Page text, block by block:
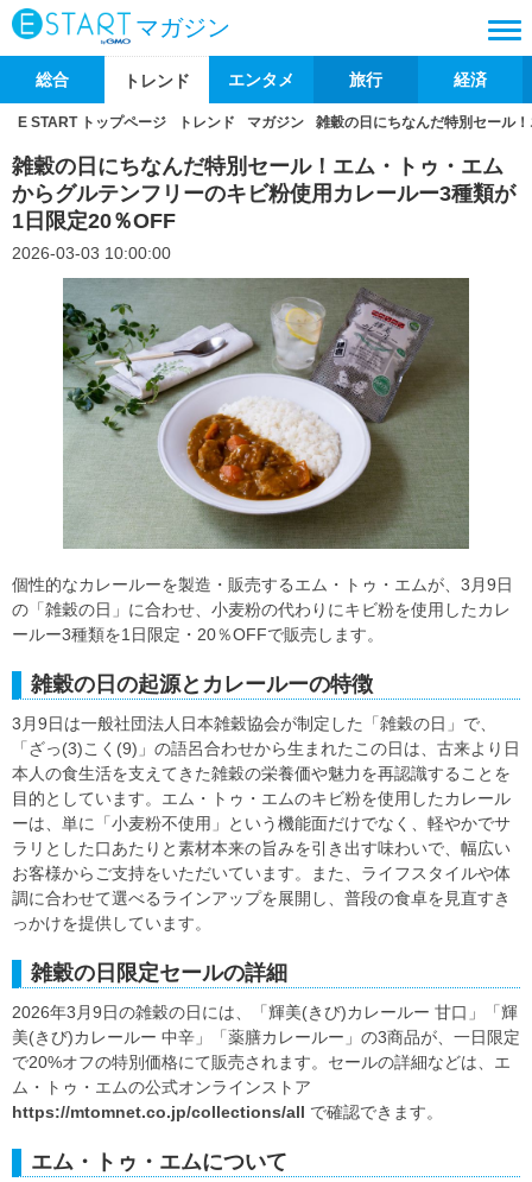
マガジン
総合 トレンド エンタメ 旅行 経済
E START トップページ トレンド マガジン 雑穀の日にちなんだ特別セール
雑穀の日にちなんだ特別セール！エム・トゥ・エム
からグルテンフリーのキビ粉使用カレールー3種類が
1日限定20％OFF
2026-03-03 10:00:00
個性的なカレールーを製造・販売するエム・トゥ・エムが、3月9日
の「雑穀の日」に合わせ、小麦粉の代わりにキビ粉を使用したカレ
ールー3種類を1日限定・20％OFFで販売します。
雑穀の日の起源とカレールーの特徴
3月9日は一般社団法人日本雑穀協会が制定した「雑穀の日」で、
「ざっ(3)こく(9)」の語呂合わせから生まれたこの日は、古来より日
本人の食生活を支えてきた雑穀の栄養価や魅力を再認識することを
目的としています。エム・トゥ・エムのキビ粉を使用したカレール
ーは、単に「小麦粉不使用」という機能面だけでなく、軽やかでサ
ラリとした口あたりと素材本来の旨みを引き出す味わいで、幅広い
お客様からご支持をいただいています。また、ライフスタイルや体
調に合わせて選べるラインアップを展開し、普段の食卓を見直すき
っかけを提供しています。
雑穀の日限定セールの詳細
2026年3月9日の雑穀の日には、「輝美(きび)カレールー 甘口」「輝
美(きび)カレールー 中辛」「薬膳カレールー」の3商品が、一日限定
で20%オフの特別価格にて販売されます。セールの詳細などは、エ
ム・トゥ・エムの公式オンラインストア
https://mtomnet.co.jp/collections/all で確認できます。
エム・トゥ・エムについて